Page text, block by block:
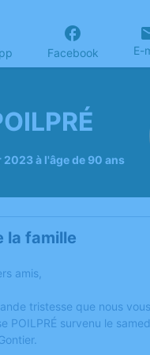
Facebook E-
à l'âge de 90 ans
la famille
amis,
tristesse que nous
POILPRÉ survenu le